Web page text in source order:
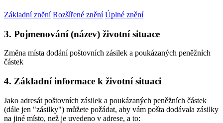
Základní znění Rozšířené znění Úplné znění
3. Pojmenování (název) životní situace
Změna místa dodání poštovních zásilek a poukázaných peněžních
částek
4. Základní informace k životní situaci
Jako adresát poštovních zásilek a poukázaných peněžních částek
(dále jen "zásilky") můžete požádat, aby vám pošta dodávala zásilky
na jiné místo, než je uvedeno v adrese, a to: